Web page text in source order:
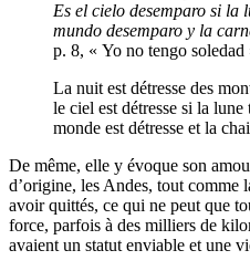
Es el cielo desemparo si la
mundo desemparo y la
p. 8, « Yo no tengo soledad
La nuit est détresse des
le ciel est détresse si la
monde est détresse et la
De même, elle y évoque son
d’origine, les Andes, tout comme
avoir quittés, ce qui ne peut que
force, parfois à des milliers de
avaient un statut enviable et une